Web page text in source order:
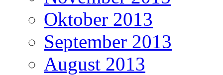
Oktober 2013
September 2013
August 2013